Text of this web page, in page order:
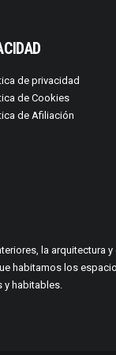
de privacidad
de Cookies
de Afiliación
la
habitamos los
y habitables.